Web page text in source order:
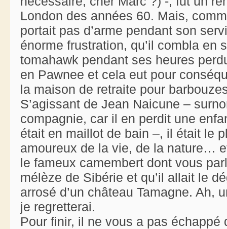
London des années 60. Mais,
portait pas d’arme pendant son
énorme frustration, qu’il combla en
tomahawk pendant ses heures
en Pawnee et cela eut pour
la maison de retraite pour
S’agissant de Jean Naicune –
compagnie, car il en perdit une
était en maillot de bain –, il était le
amoureux de la vie, de la nature…
le fameux camembert dont vous
mélèze de Sibérie et qu’il allait le
arrosé d’un château Tamagne. Ah,
je regretterai.
Pour finir, il ne vous a pas échappé